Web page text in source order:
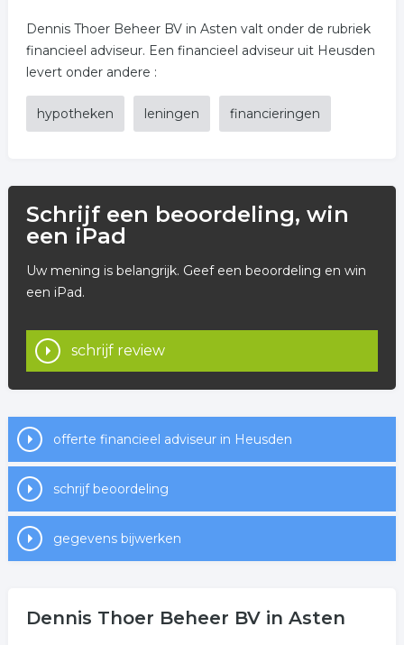
Dennis Thoer Beheer BV in Asten valt onder de rubriek
financieel adviseur. Een financieel adviseur uit Heusden
levert onder andere :
hypotheken leningen financieringen
Schrijf een beoordeling, win
een iPad
Uw mening is belangrijk. Geef een beoordeling en win
een iPad.
schrijf review
offerte financieel adviseur in Heusden
schrijf beoordeling
gegevens bijwerken
Dennis Thoer Beheer BV in Asten